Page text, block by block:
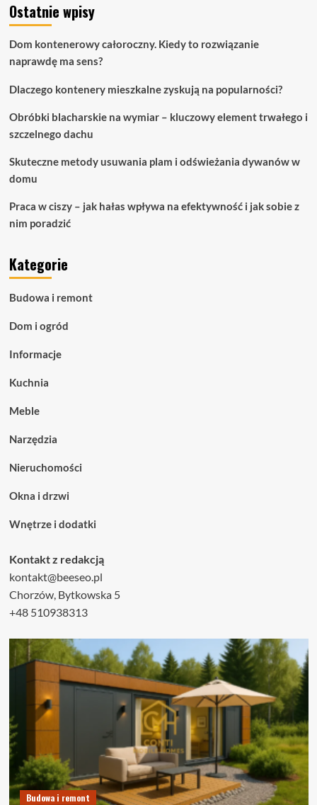
Ostatnie wpisy
Dom kontenerowy całoroczny. Kiedy to rozwiązanie
naprawdę ma sens?
Dlaczego kontenery mieszkalne zyskują na popularności?
Obróbki blacharskie na wymiar – kluczowy element trwałego i
szczelnego dachu
Skuteczne metody usuwania plam i odświeżania dywanów w
domu
Praca w ciszy – jak hałas wpływa na efektywność i jak sobie z
nim poradzić
Kategorie
Budowa i remont
Dom i ogród
Informacje
Kuchnia
Meble
Narzędzia
Nieruchomości
Okna i drzwi
Wnętrze i dodatki
Kontakt z redakcją
kontakt@beeseo.pl
Chorzów, Bytkowska 5
+48 510938313
Budowa i remont